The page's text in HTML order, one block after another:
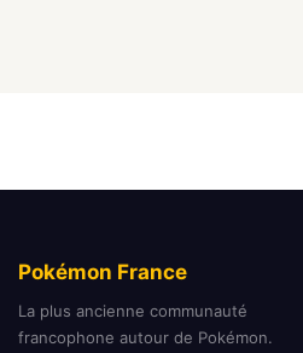
Pokémon France
La plus ancienne communauté
francophone autour de Pokémon.